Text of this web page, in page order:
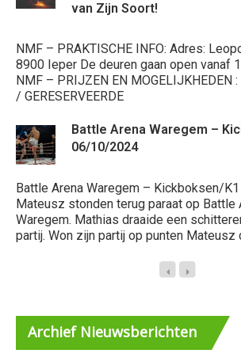
van Zijn Soort!
NMF – PRAKTISCHE INFO: Adres:
8900 Ieper De deuren gaan open vanaf
NMF – PRIJZEN EN MOGELIJKHEDEN :
/ GERESERVEERDE
Battle Arena Waregem –
06/10/2024
Battle Arena Waregem – Kickboksen/
Mateusz stonden terug paraat op Battle
Waregem. Mathias draaide een
partij. Won zijn partij op punten Mateusz
ArchiefNieuwsberichten